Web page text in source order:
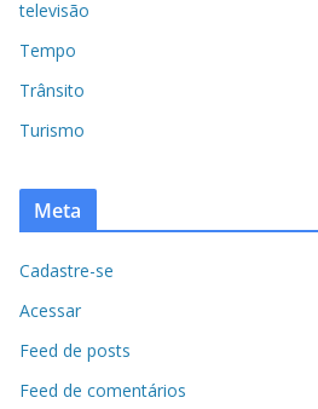
televisão
Tempo
Trânsito
Turismo
Meta
Cadastre-se
Acessar
Feed de posts
Feed de comentários